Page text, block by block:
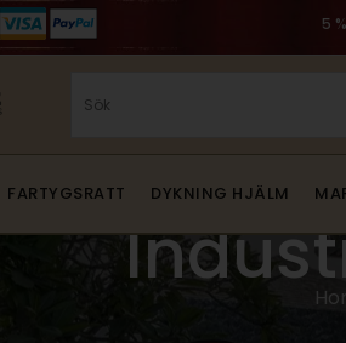
5
FARTYGSRATT DYKNING HJÄLM